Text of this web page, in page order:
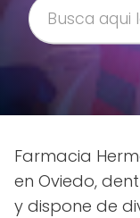
Farmacia
en Oviedo,
y dispone de